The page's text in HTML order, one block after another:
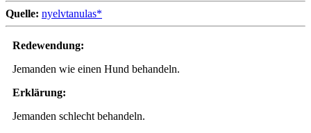
Quelle: nyelvtanulas*
Redewendung:
Jemanden wie einen Hund behandeln.
Erklärung:
Jemanden schlecht behandeln.